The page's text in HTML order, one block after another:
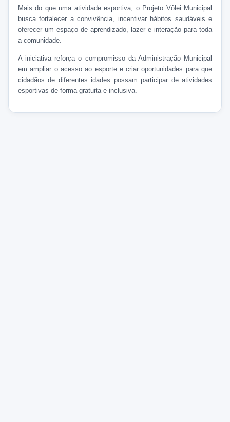
Mais do que uma atividade esportiva, o Projeto Vôlei Municipal
busca fortalecer a convivência, incentivar hábitos saudáveis e
oferecer um espaço de aprendizado, lazer e interação para toda
a comunidade.
A iniciativa reforça o compromisso da Administração Municipal
em ampliar o acesso ao esporte e criar oportunidades para que
cidadãos de diferentes idades possam participar de atividades
esportivas de forma gratuita e inclusiva.